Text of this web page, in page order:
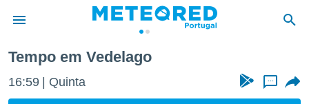
da
Tempo em Vedelago
16:59 Quinta ...